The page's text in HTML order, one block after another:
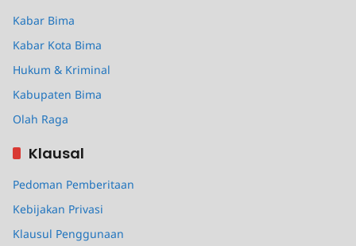
Kabar Bima
Kabar Kota Bima
Hukum & Kriminal
Kabupaten Bima
Olah Raga
Klausal
Pedoman Pemberitaan
Kebijakan Privasi
Klausul Penggunaan